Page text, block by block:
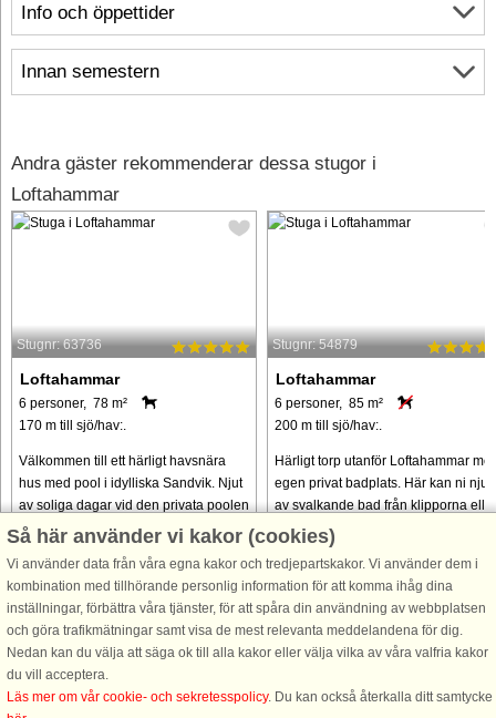
Info och öppettider
Innan semestern
Andra gäster rekommenderar dessa stugor i
Loftahammar
Stugnr: 63736
Loftahammar
6 personer, 78 m²
170 m till sjö/hav:.
Välkommen till ett härligt havsnära
hus med pool i idylliska Sandvik. Njut
av soliga dagar vid den privata poolen
eller ta med handduken ner till den
av ett dopp. Här ...
från 15.534 SEK
Stugnr: 54879
Loftahammar
6 personer, 85 m²
200 m till sjö/hav:.
Härligt torp utanför Loftahammar
egen privat badplats. Här kan ni
av svalkande bad från klipporna eller
bryggan i den magiskt vackra
havsviken. Njut av den rogivande
promenaden längs skogsstigen ...
från 12.139 SEK
Så här använder vi kakor (cookies)
Vi använder data från våra egna kakor och tredjepartskakor. Vi använder dem i
kombination med tillhörande personlig information för att komma ihåg dina
inställningar, förbättra våra tjänster, för att spåra din användning av webbplatsen
och göra trafikmätningar samt visa de mest relevanta meddelandena för dig.
Nedan kan du välja att säga ok till alla kakor eller välja vilka av våra valfria kakor
du vill acceptera.
Läs mer om vår cookie- och sekretesspolicy. Du kan också återkalla ditt samtycke